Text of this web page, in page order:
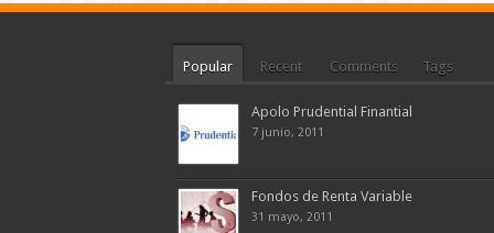
Popular Recent Comments Tags
Apolo Prudential Finantial
7 junio, 2011
Fondos de Renta Variable
31 mayo, 2011